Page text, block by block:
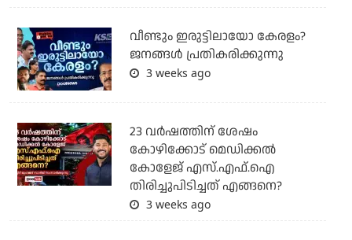
വീണ്ടും ഇരുട്ടിലായോ കേരളം?
ജനങ്ങൾ പ്രതികരിക്കുന്നു
3 weeks ago
23 വർഷത്തിന് ശേഷം
കോഴിക്കോട് മെഡിക്കൽ
കോളേജ് എസ്.എഫ്.ഐ
തിരിച്ചുപിടിച്ചത് എങ്ങനെ?
3 weeks ago